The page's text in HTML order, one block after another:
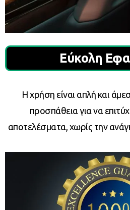
Εύκολη
Η χρήση είναι απλή και
προσπάθεια για να
αποτελέσματα, χωρίς την